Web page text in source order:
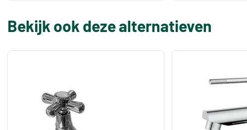
Bekijk ook deze alternatieven